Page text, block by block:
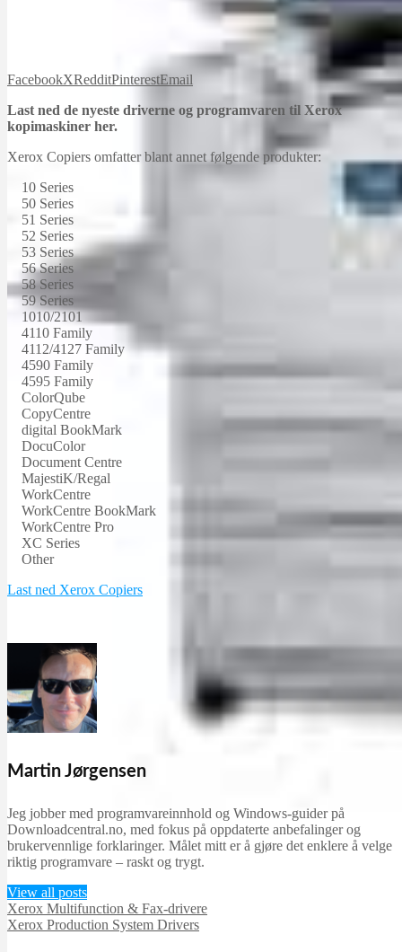
FacebookXRedditPinterestEmail
Last ned de nyeste driverne og programvaren til Xerox
kopimaskiner her.
Xerox Copiers omfatter blant annet følgende produkter:
10 Series
50 Series
51 Series
52 Series
53 Series
56 Series
58 Series
59 Series
1010/2101
4110 Family
4112/4127 Family
4590 Family
4595 Family
ColorQube
CopyCentre
digital BookMark
DocuColor
Document Centre
MajestiK/Regal
WorkCentre
WorkCentre BookMark
WorkCentre Pro
XC Series
Other
Last ned Xerox Copiers
Martin Jørgensen
Jeg jobber med programvareinnhold og Windows-guider på
Downloadcentral.no, med fokus på oppdaterte anbefalinger og
brukervennlige forklaringer. Målet mitt er å gjøre det enklere å velge
riktig programvare – raskt og trygt.
View all posts
Xerox Multifunction & Fax-drivere
Xerox Production System Drivers